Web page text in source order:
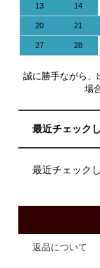
13 14
20 21
27 28
誠に勝手ながら
場
最近チェック
最近チェック
返品について